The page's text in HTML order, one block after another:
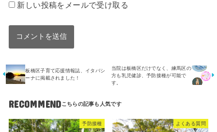
新しい投稿をメールで受け取る
板橋区子育て応援情報誌、イタバシ
ーナに掲載されました！
当院は板橋区だけでなく、練馬区の
方も乳児健診、予防接種が可能で
す。
RECOMMEND
予防接種 よくある質問